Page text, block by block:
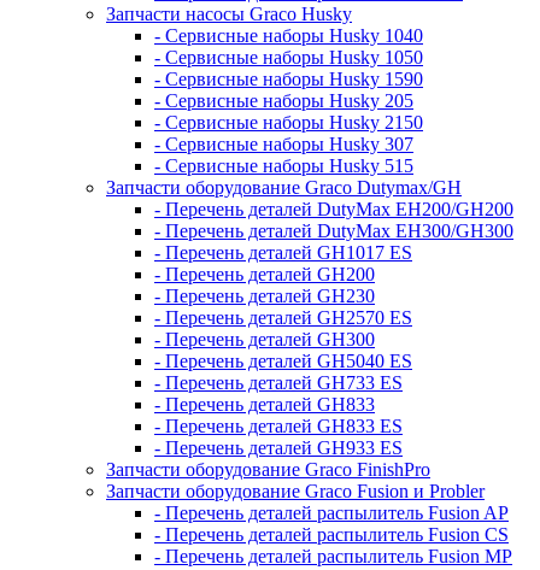
Запчасти насосы Graco Husky
- Сервисные наборы Husky 1040
- Сервисные наборы Husky 1050
- Сервисные наборы Husky 1590
- Сервисные наборы Husky 205
- Сервисные наборы Husky 2150
- Сервисные наборы Husky 307
- Сервисные наборы Husky 515
Запчасти оборудование Graco Dutymax/GH
- Перечень деталей DutyMax EH200/GH200
- Перечень деталей DutyMax EH300/GH300
- Перечень деталей GH1017 ES
- Перечень деталей GH200
- Перечень деталей GH230
- Перечень деталей GH2570 ES
- Перечень деталей GH300
- Перечень деталей GH5040 ES
- Перечень деталей GH733 ES
- Перечень деталей GH833
- Перечень деталей GH833 ES
- Перечень деталей GH933 ES
Запчасти оборудование Graco FinishPro
Запчасти оборудование Graco Fusion и Probler
- Перечень деталей распылитель Fusion AP
- Перечень деталей распылитель Fusion CS
- Перечень деталей распылитель Fusion MP